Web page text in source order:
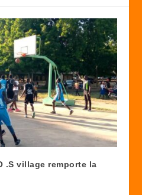
.S village remporte la